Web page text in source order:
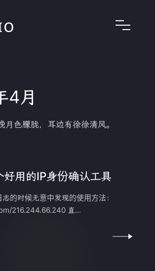
4月
月色朦胧，耳边有徐徐清风。
用的IP身份确认工具
的时候无意中发现的使用方法：
216.244.66.240 直...